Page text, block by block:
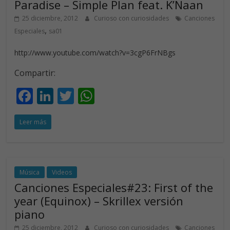
Paradise – Simple Plan feat. K’Naan
25 diciembre, 2012 Curioso con curiosidades
Canciones
Especiales, sa01
http://www.youtube.com/watch?v=3cgP6FrNBgs
Compartir:
F
ac
e
o
o
k
Li
dI
n
T
p
p
Leer más
Música Videos
Canciones Especiales#23: First of the
year (Equinox) – Skrillex versión
piano
25 diciembre, 2012 Curioso con curiosidades
Canciones